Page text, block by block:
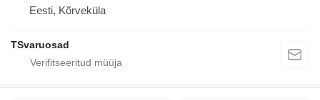
Eesti, Kõrveküla
TSvaruosad